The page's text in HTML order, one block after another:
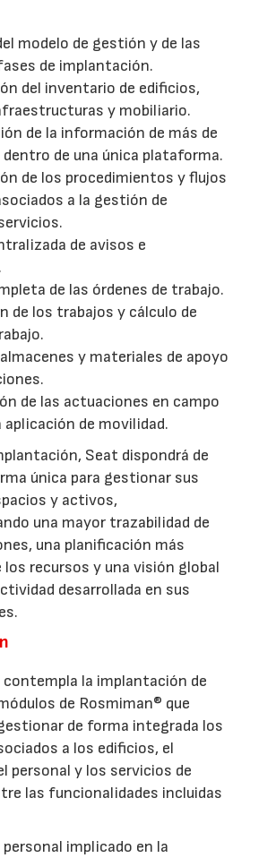
modelo de gestión y de las
de implantación.
del inventario de edificios,
y mobiliario.
de la información de más de
de una única plataforma.
de los procedimientos y flujos
a la gestión de
de avisos e
de las órdenes de trabajo.
de los trabajos y cálculo de
y materiales de apoyo
de las actuaciones en campo
aplicación de movilidad.
Seat dispondrá de
única para gestionar sus
y activos,
una mayor trazabilidad de
una planificación más
los recursos y una visión global
desarrollada en sus
contempla la implantación de
de Rosmiman® que
de forma integrada los
a los edificios, el
personal y los servicios de
las funcionalidades incluidas
implicado en la